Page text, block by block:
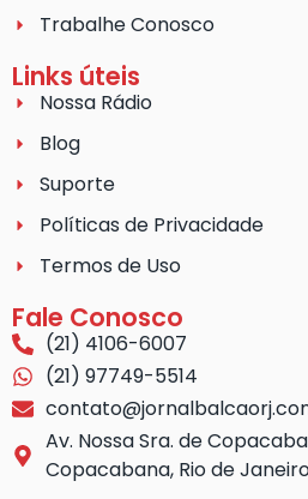
Trabalhe Conosco
Links úteis
Nossa Rádio
Blog
Suporte
Políticas de Privacidade
Termos de Uso
Fale Conosco
(21) 4106-6007
(21) 97749-5514
Av. Nossa Sra. de
Copacabana, Rio de